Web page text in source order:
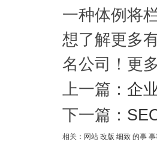
一种体例将
想了解更多
名公司！更
上一篇： 企
下一篇：
相关： 网站 改版 细致 的事